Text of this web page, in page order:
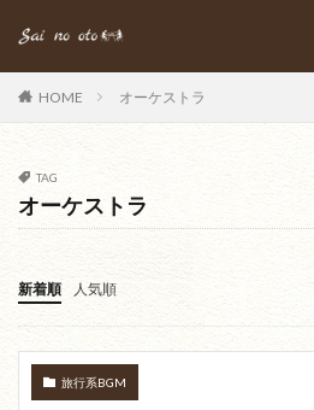
HOME オーケストラ
TAG
オーケストラ
新着順 人気順
旅行系BGM